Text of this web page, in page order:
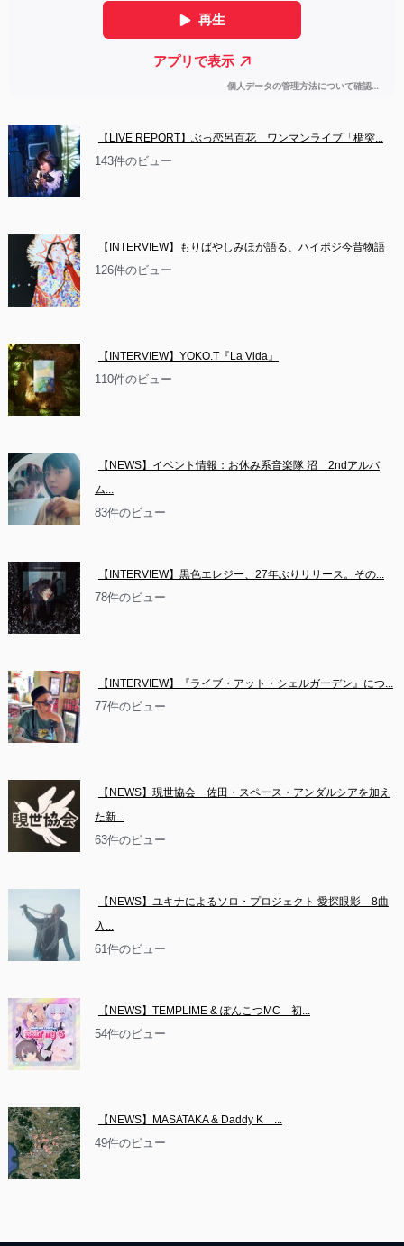
【LIVE REPORT】ぶっ恋呂百花　ワンマンライブ「楯突...
143件のビュー
【INTERVIEW】もりばやしみほが語る、ハイポジ今昔物語
126件のビュー
【INTERVIEW】YOKO.T『La Vida』
110件のビュー
【NEWS】イベント情報：お休み系音楽隊 沼　2ndアルバ
ム...
83件のビュー
【INTERVIEW】黒色エレジー、27年ぶりリリース。その...
78件のビュー
【INTERVIEW】『ライブ・アット・シェルガーデン』につ...
77件のビュー
【NEWS】現世協会　佐田・スペース・アンダルシアを加え
た新...
63件のビュー
【NEWS】ユキナによるソロ・プロジェクト 愛探眼影　8曲
入...
61件のビュー
【NEWS】TEMPLIME & ぽんこつMC　初...
54件のビュー
【NEWS】MASATAKA & Daddy K　...
49件のビュー